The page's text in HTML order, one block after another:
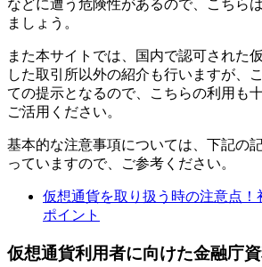
などに遭う危険性があるので、こちら
ましょう。
また本サイトでは、国内で認可された
した取引所以外の紹介も行いますが、
ての提示となるので、こちらの利用も
ご活用ください。
基本的な注意事項については、下記の
っていますので、ご参考ください。
仮想通貨を取り扱う時の注意点！
ポイント
仮想通貨利用者に向けた金融庁